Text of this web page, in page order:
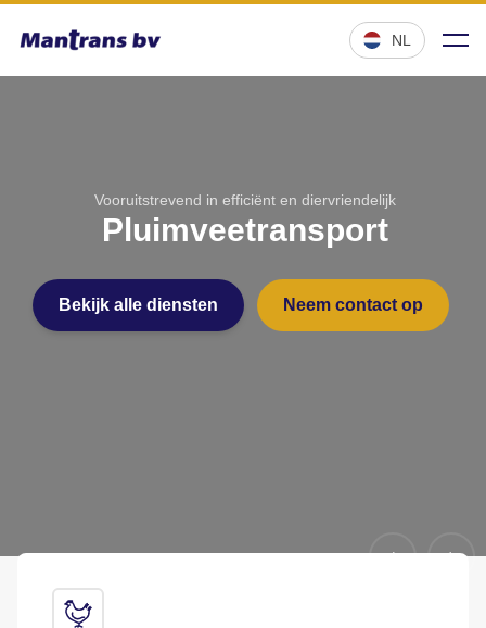
NL
Vooruitstrevend in efficiënt en diervriendelijk
Chartertransporten
Bekijk alle diensten Neem contact op